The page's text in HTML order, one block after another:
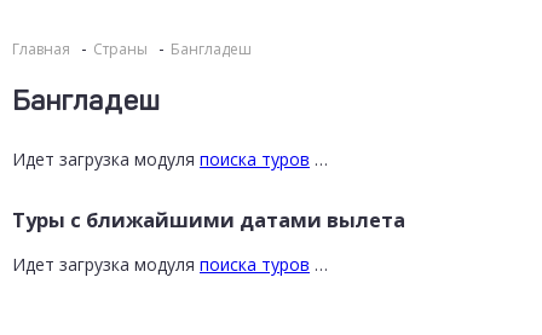
Главная Страны Бангладеш
Бангладеш
Идет загрузка модуля поиска туров …
Туры с ближайшими датами вылета
Идет загрузка модуля поиска туров …